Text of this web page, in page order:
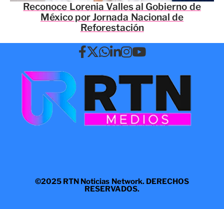
Reconoce Lorenia Valles al Gobierno de
México por Jornada Nacional de
Reforestación
©2025 RTN Noticias Network. DERECHOS
RESERVADOS.